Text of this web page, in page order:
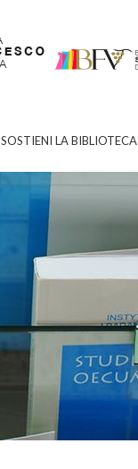
SOSTIENI LA BIBLIOTECA